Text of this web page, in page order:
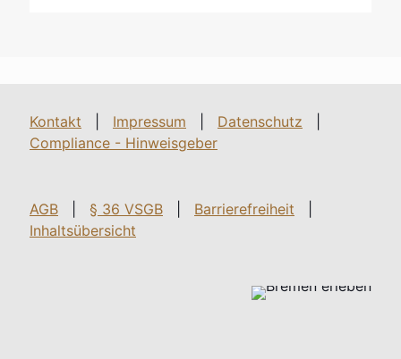
Kontakt Impressum Datenschutz
Compliance - Hinweisgeber
AGB § 36 VSGB Barrierefreiheit
Inhaltsübersicht